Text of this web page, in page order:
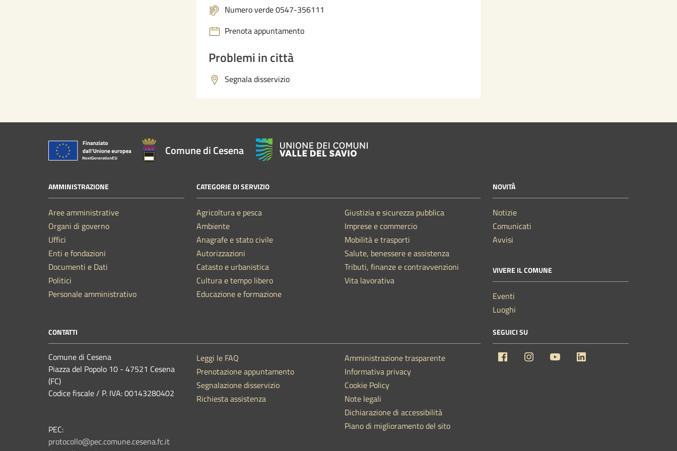
Numero verde 0547-356111
Prenota appuntamento
Problemi in città
Segnala disservizio
Comune di Cesena
AMMINISTRAZIONE
Aree amministrative
Organi di governo
Uffici
Enti e fondazioni
Documenti e Dati
Politici
Personale amministrativo
CATEGORIE DI SERVIZIO
Agricoltura e pesca
Ambiente
Anagrafe e stato civile
Autorizzazioni
Catasto e urbanistica
Cultura e tempo libero
Educazione e formazione
Giustizia e sicurezza pubblica
Imprese e commercio
Mobilità e trasporti
Salute, benessere e assistenza
Tributi, finanze e contravvenzioni
Vita lavorativa
NOVITÀ
Notizie
Comunicati
Avvisi
VIVERE IL COMUNE
Eventi
Luoghi
CONTATTI
Comune di Cesena
Piazza del Popolo 10 - 47521 Cesena
(FC)
Codice fiscale / P. IVA: 00143280402
PEC:
protocollo@pec.comune.cesena.fc.it
Leggi le FAQ
Prenotazione appuntamento
Segnalazione disservizio
Richiesta assistenza
Amministrazione trasparente
Informativa privacy
Cookie Policy
Note legali
Dichiarazione di accessibilità
Piano di miglioramento del sito
SEGUICI SU
Facebook Instagram YouTube